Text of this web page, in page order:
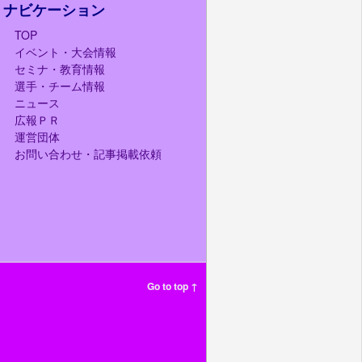
ナビケーション
TOP
イベント・大会情報
セミナ・教育情報
選手・チーム情報
ニュース
広報ＰＲ
運営団体
お問い合わせ・記事掲載依頼
Go to top ↑